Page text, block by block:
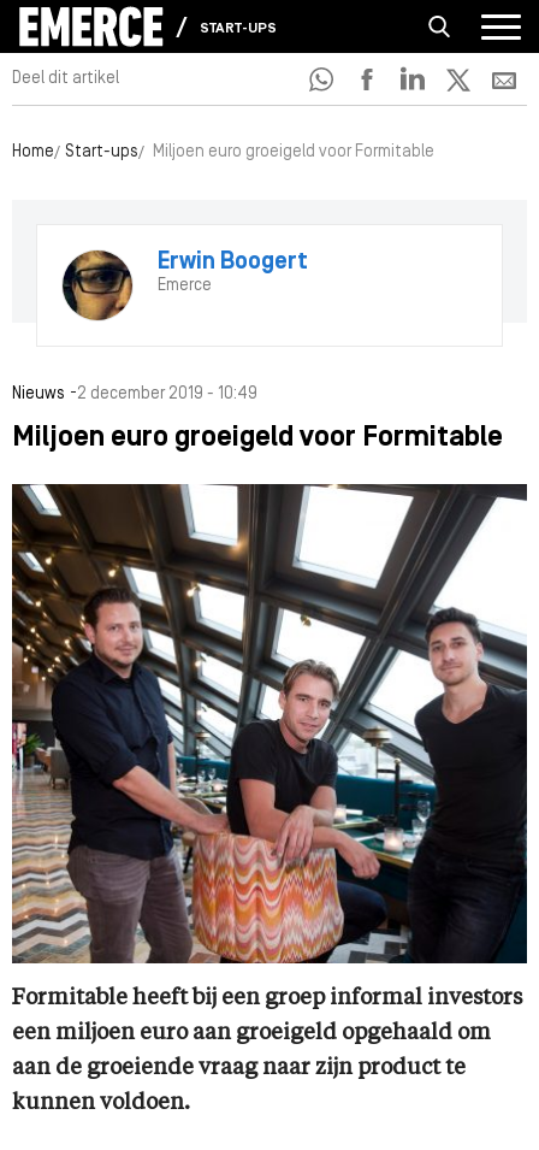
START-UPS
Deel dit artikel
Home Start-ups Miljoen euro groeigeld voor Formitable
Erwin Boogert
Emerce
Nieuws -2 december 2019 - 10:49
Miljoen euro groeigeld voor Formitable
Formitable heeft bij een groep informal investors
een miljoen euro aan groeigeld opgehaald om
aan de groeiende vraag naar zijn product te
kunnen voldoen.